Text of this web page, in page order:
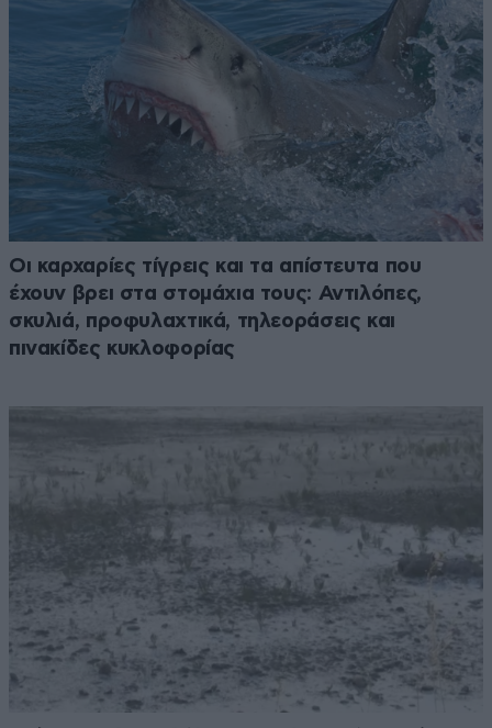
Οι καρχαρίες τίγρεις και τα απίστευτα που
έχουν βρει στα στομάχια τους: Αντιλόπες,
σκυλιά, προφυλαχτικά, τηλεοράσεις και
πινακίδες κυκλοφορίας